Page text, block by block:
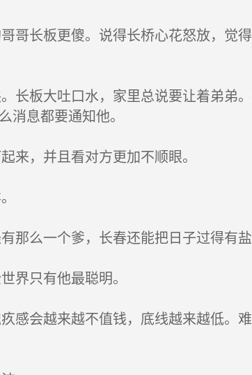
哥长板更傻。说得长桥心花怒放，觉
长板大吐口水，家里总说要让着弟弟
消息都要通知他。
，并且看对方更加不顺眼。
么一个爹，长春还能把日子过得有
界只有他最聪明。
感会越来越不值钱，底线越来越低。